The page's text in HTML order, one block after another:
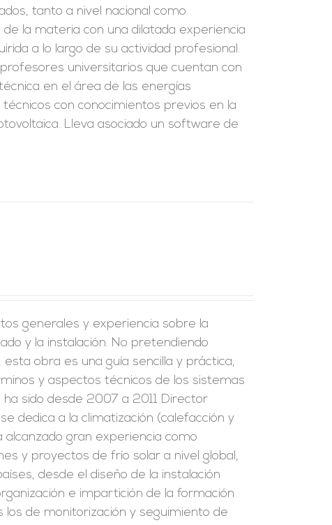
tanto a nivel nacional como
la materia con una dilatada experiencia
a lo largo de su actividad profesional.
universitarios que cuentan con
en el área de las energías
con conocimientos previos en la
Lleva asociado un software de
generales y experiencia sobre la
y la instalación. No pretendiendo
obra es una guía sencilla y práctica,
y aspectos técnicos de los sistemas
sido desde 2007 a 2011 Director
dedica a la climatización (calefacción y
gran experiencia como
y proyectos de frío solar a nivel global,
desde el diseño de la instalación
e impartición de la formación
de monitorización y seguimiento de